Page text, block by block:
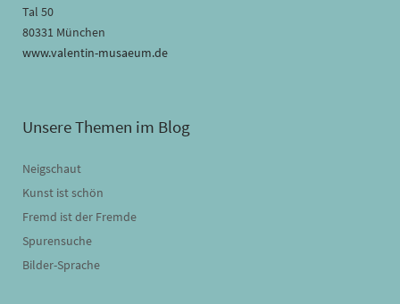
Tal 50
80331 München
www.valentin-musaeum.de
Unsere Themen im Blog
Neigschaut
Kunst ist schön
Fremd ist der Fremde
Spurensuche
Bilder-Sprache